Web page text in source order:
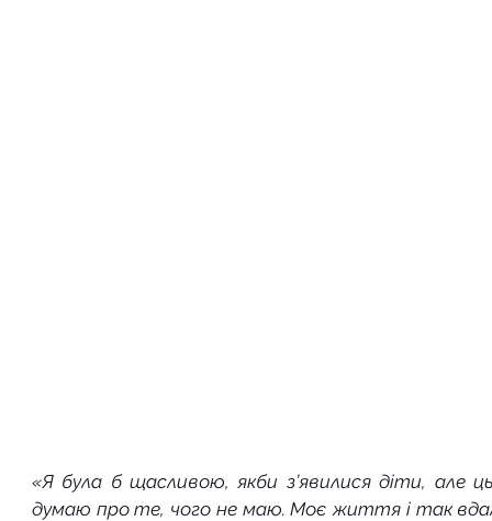
«Я була б щасливою, якби з’явилися діти, але
думаю про те, чого не маю. Моє життя і так